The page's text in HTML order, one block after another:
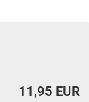
11,95 EUR